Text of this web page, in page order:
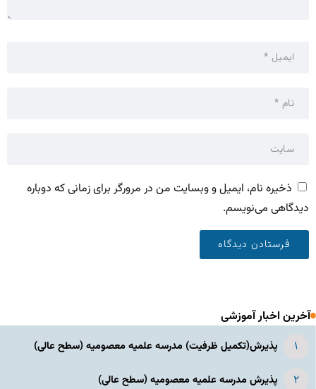
ذخیره نام، ایمیل و وبسایت من در مرورگر برای زمانی که دوباره
دیدگاهی می‌نویسم.
آخرین اخبار آموزشی
پذیرش(تکمیل ظرفیت) مدرسه علمیه معصومیه‌ (سطح عالی)
پذیرش مدرسه علمیه معصومیه‌ (سطح عالی)